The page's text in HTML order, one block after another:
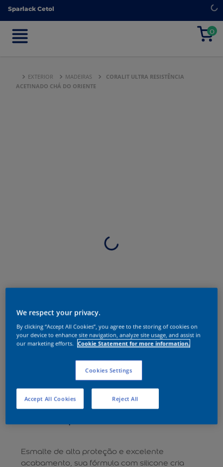
Sparlack Cetol
0
Sparlack Cetol
0
EXTERIOR MADEIRAS
CORALIT ULTRA RESISTÊNCIA
ACETINADO CHÁ DO ORIENTE
Esmalte de alta proteção e excelente
acabamento, sua fórmula com silicone cria
We respect your privacy.
By clicking “Accept All Cookies”, you agree to the storing of cookies on
your device to enhance site navigation, analyze site usage, and assist in
our marketing efforts.
Cookie Statement for more information.
Cookies Settings
Reject All
Accept All Cookies